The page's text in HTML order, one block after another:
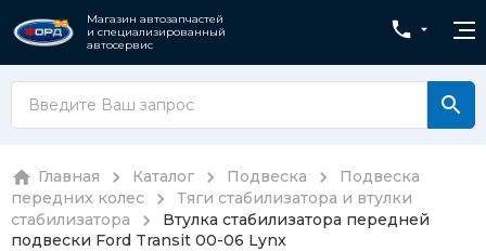
Магазин автозапчастей
и специализированный
автосервис
Главная Каталог Подвеска
Подвеска
передних колес
Тяги стабилизатора и втулки
стабилизатора
Втулка стабилизатора передней
подвески Ford Transit 00-06 Lynx